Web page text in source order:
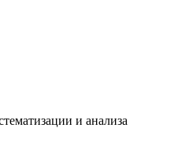
и анализа